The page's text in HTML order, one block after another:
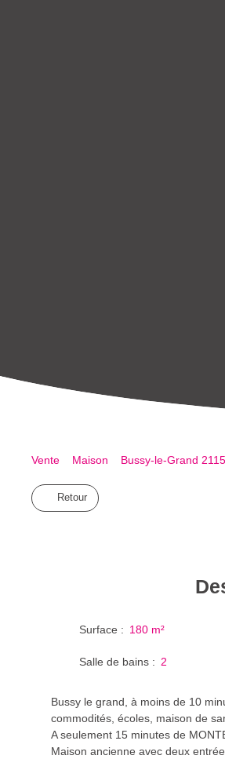
Vente Maison Bussy-le-Grand
Retour
Surface : 180 m²
Salle de bains : 2
Bussy le grand, à moins de 10
commodités, écoles, maison de
A seulement 15 minutes de
Maison ancienne avec deux